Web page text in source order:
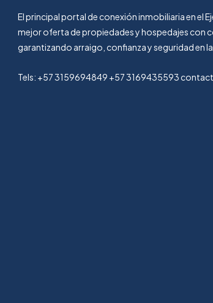
El principal portal de conexión inmobiliaria en el
mejor oferta de propiedades y hospedajes con
garantizando arraigo, confianza y seguridad en la
Tels: +57 3159694849 +57 3169435593